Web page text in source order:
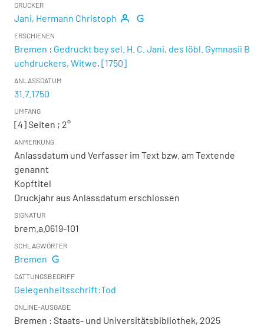
DRUCKER
Jani, Hermann Christoph
ERSCHIENEN
Bremen : Gedruckt bey sel. H. C. Jani, des löbl. Gymnasii B
uchdruckers, Witwe, [1750]
ANLASSDATUM
31.7.1750
UMFANG
[4] Seiten ; 2°
ANMERKUNG
Anlassdatum und Verfasser im Text bzw. am Textende
genannt
Kopftitel
Druckjahr aus Anlassdatum erschlossen
SIGNATUR
brem.a.0619-101
SCHLAGWÖRTER
Bremen
GATTUNGSBEGRIFF
Gelegenheitsschrift:Tod
ONLINE-AUSGABE
Bremen : Staats- und Universitätsbibliothek, 2025